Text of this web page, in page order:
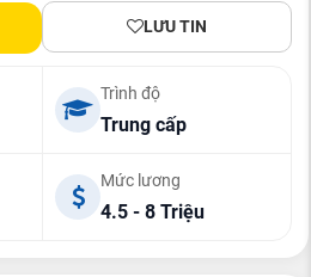
LƯU TIN
Trình độ
Trung cấp
Mức lương
4.5 - 8 Triệu